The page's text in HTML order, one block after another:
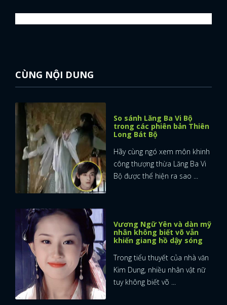
CÙNG NỘI DUNG
So sánh Lăng Ba Vi Bộ
trong các phiên bản Thiên
Long Bát Bộ
Hãy cùng ngó xem môn khinh
công thượng thừa Lăng Ba Vi
Bộ được thể hiện ra sao ...
Vương Ngữ Yên và dàn mỹ
nhân không biết võ vẫn
khiến giang hồ dậy sóng
Trong tiểu thuyết của nhà văn
Kim Dung, nhiều nhân vật nữ
tuy không biết võ ...